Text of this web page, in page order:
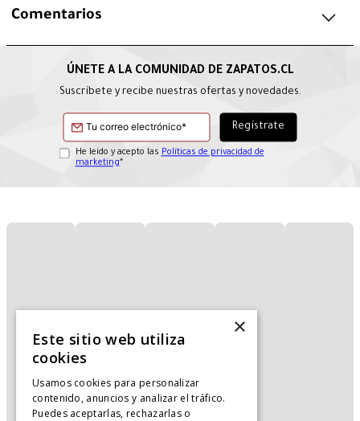
Comentarios
Suscríbete y recibe nuestras ofertas y novedades.
He leído y acepto las Políticas de privacidad de
marketing*
×
Este sitio web utiliza
cookies
Usamos cookies para personalizar
contenido, anuncios y analizar el tráfico.
Puedes aceptarlas, rechazarlas o